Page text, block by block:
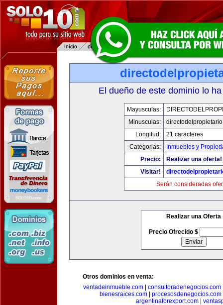
El dueño de este dominio lo
Mayusculas:
Minusculas:
Longitud:
21 caracteres
Categorias:
Inmuebles y
Precio:
Realizar una oferta!
Visitar!
Serán consideradas
Realizar una Oferta
Precio Ofrecido $
Otros dominios en venta:
ventadeinmueble.com| consultoradenegocios.com
bienesraices.com
procesosdenegocios.com
argentinaforexport.com|